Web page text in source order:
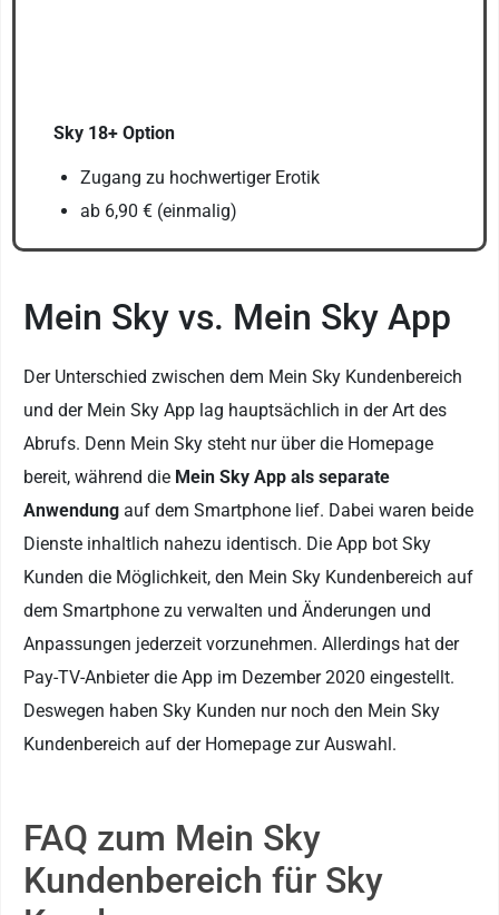
Sky 18+ Option
Zugang zu hochwertiger Erotik
ab 6,90 € (einmalig)
Mein Sky vs. Mein Sky App
Der Unterschied zwischen dem Mein Sky Kundenbereich
und der Mein Sky App lag hauptsächlich in der Art des
Abrufs. Denn Mein Sky steht nur über die Homepage
bereit, während die Mein Sky App als separate
Anwendung auf dem Smartphone lief. Dabei waren beide
Dienste inhaltlich nahezu identisch. Die App bot Sky
Kunden die Möglichkeit, den Mein Sky Kundenbereich auf
dem Smartphone zu verwalten und Änderungen und
Anpassungen jederzeit vorzunehmen. Allerdings hat der
Pay-TV-Anbieter die App im Dezember 2020 eingestellt.
Deswegen haben Sky Kunden nur noch den Mein Sky
Kundenbereich auf der Homepage zur Auswahl.
FAQ zum Mein Sky
Kundenbereich für Sky